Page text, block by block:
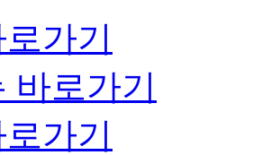
가기
바로가기
가기